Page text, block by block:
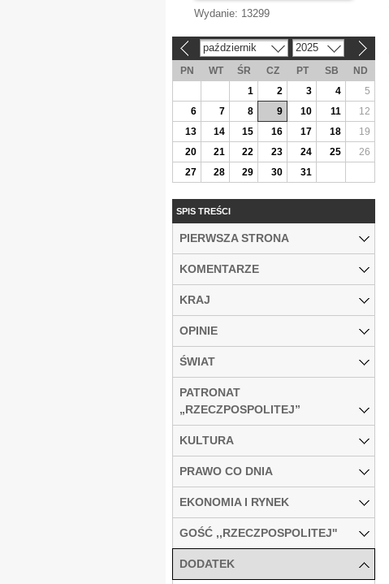
Wydanie: 13299
październik 2025
PN WT ŚR CZ PT SB
ND
1
2 3 4
5
6
7 8 9 10 11
12
13
14 15 16 17 18
19
20
21 22 23 24 25
26
27
28 29 30 31
SPIS TREŚCI
PIERWSZA STRONA
KOMENTARZE
KRAJ
OPINIE
ŚWIAT
PATRONAT
„RZECZPOSPOLITEJ”
KULTURA
PRAWO CO DNIA
EKONOMIA I RYNEK
GOŚĆ ,,RZECZPOSPOLITEJ''
DODATEK